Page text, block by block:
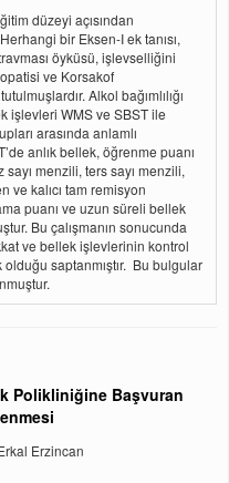
düzeyi açısından
bir Eksen-I ek tanısı,
öyküsü, işlevselliğini
ve Korsakof
Alkol bağımlılığı
işlevleri WMS ve SBST ile
arasında anlamlı
anlık bellek, öğrenme puanı
sayı menzili, ters sayı menzili,
ve kalıcı tam remisyon
puanı ve uzun süreli bellek
Bu çalışmanın sonucunda
ve bellek işlevlerinin kontrol
saptanmıştır. Bu bulgular
Polikliniğine Başvuran
Erzincan